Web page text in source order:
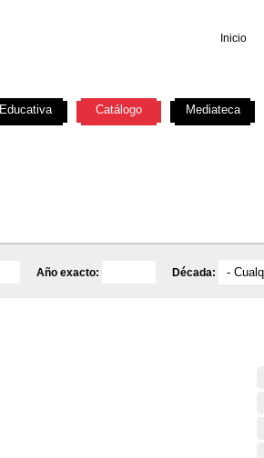
Inicio
Año exacto: Década:
Educativa Catálogo Mediateca